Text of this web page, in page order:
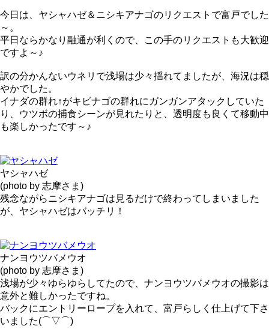
今日は、ヤシャハゼ＆ニシキアナゴのリクエストで富戸でした
～。
平日ならかなり融通が利くので、この手のリクエストも大歓迎
ですよ～♪
訳の分かんないウネリで浅場は少々揺れてましたが、海況は穏
やかでした。
イナダの群れ↑がキビナゴの群れにガンガンアタックしていた
り、ウツボの捕食シーンが見れたりと、透明度も良くて移動中
も楽しかったです～♪
ヤシャハゼ
(photo by 志摩さま)
残念ながらニシキアナゴは見るだけで終わってしまいました
が、ヤシャハゼはバッチリ！
ナンヨウツバメウオ
(photo by 志摩さま)
浅場が少々ゆらゆらしてたので、ナンヨウツバメウオの撮影は
意外と難しかったですね。
バックにエントリーロープを入れて、富戸らしく仕上げて下さ
いました(⌒▽⌒)